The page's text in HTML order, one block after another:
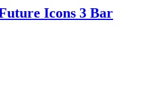
Icons 3 Bar